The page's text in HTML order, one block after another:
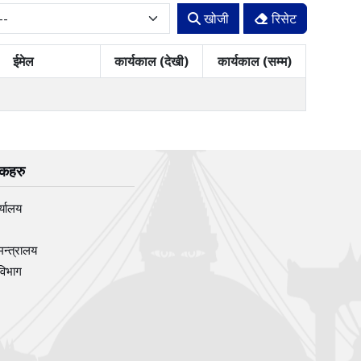
खोजी रिसेट
ईमेल कार्यकाल (देखी)
कार्यकाल (सम्म)